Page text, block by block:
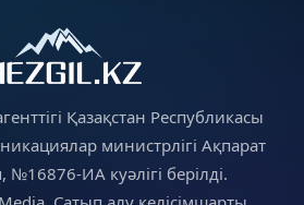
Қазақстан Республикасы
министрлігі Ақпарат
№16876-ИА куәлігі берілді.